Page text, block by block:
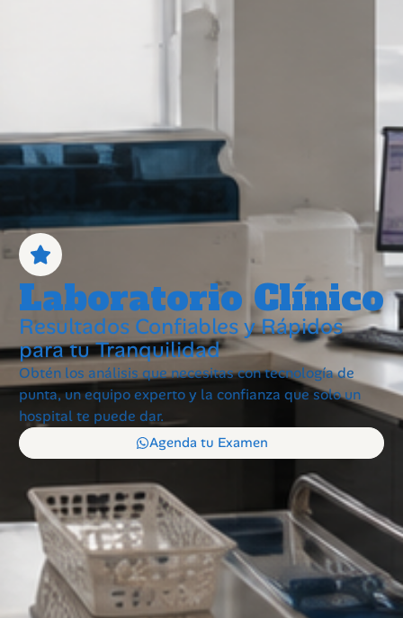
Laboratorio Clínico
Resultados Confiables y Rápidos
para tu Tranquilidad
Obtén los análisis que necesitas con tecnología de
punta, un equipo experto y la confianza que solo un
hospital te puede dar.
Agenda tu Examen